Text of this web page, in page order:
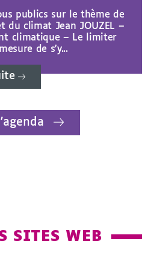
publics sur le thème de
du climat Jean JOUZEL –
climatique – Le limiter
de s’y...
SITES WEB